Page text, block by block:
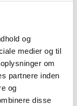
og
medier og til
om
partnere inden
og
disse